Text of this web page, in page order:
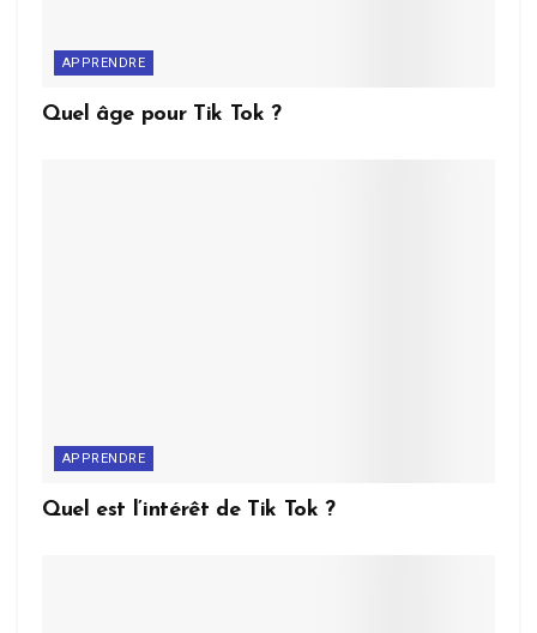
APPRENDRE
Quel âge pour Tik Tok ?
APPRENDRE
Quel est l’intérêt de Tik Tok ?